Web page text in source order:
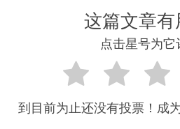
这篇文章有
点击星号为它
到目前为止还没有投票！成